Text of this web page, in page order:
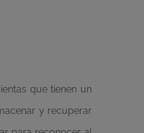
que tienen un
y recuperar